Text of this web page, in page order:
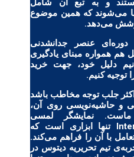
و به تبع آن شامل
می‌شوند که همین موضوع
می‌دهد.
دوره‌ای عنصر جدانشدنی
هم همواره مبنای یادگیری
دلیل خود، جهت خرید
توجیه کنیم.
جلب توجه مخاطب باشد
و حاشیه‌نویسی روی آن،
نمایشگر لمسی
تنها ابزاری است که
با آن را فراهم می‌کند.
تیم تحریریه دیتوس در